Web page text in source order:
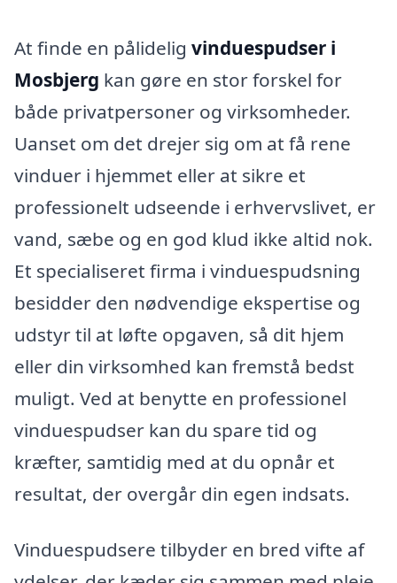
At finde en pålidelig vinduespudser i
Mosbjerg kan gøre en stor forskel for
både privatpersoner og virksomheder.
Uanset om det drejer sig om at få rene
vinduer i hjemmet eller at sikre et
professionelt udseende i erhvervslivet, er
vand, sæbe og en god klud ikke altid nok.
Et specialiseret firma i vinduespudsning
besidder den nødvendige ekspertise og
udstyr til at løfte opgaven, så dit hjem
eller din virksomhed kan fremstå bedst
muligt. Ved at benytte en professionel
vinduespudser kan du spare tid og
kræfter, samtidig med at du opnår et
resultat, der overgår din egen indsats.
Vinduespudsere tilbyder en bred vifte af